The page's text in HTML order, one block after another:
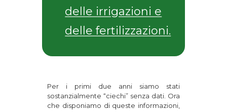
delle irrigazioni e
delle fertilizzazioni.
Per i primi due anni siamo stati
sostanzialmente “ciechi” senza dati. Ora
che disponiamo di queste informazioni,